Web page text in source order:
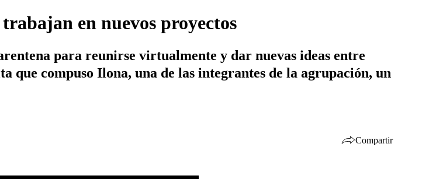
en nuevos proyectos
para reunirse virtualmente y dar nuevas ideas entre
que compuso Ilona, una de las integrantes de la agrupación, un
Compartir